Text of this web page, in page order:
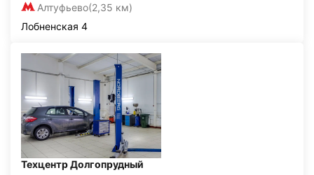
Алтуфьево(2,35 км)
Лобненская 4
Техцентр Долгопрудный